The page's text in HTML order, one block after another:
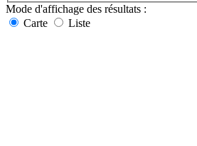
Mode d'affichage des résultats :
Carte
Liste